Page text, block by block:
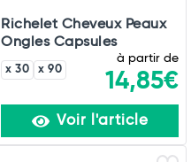
Richelet Cheveux Peaux
Ongles Capsules
x 30 x 90
à partir de
14,85€
Voir l'article